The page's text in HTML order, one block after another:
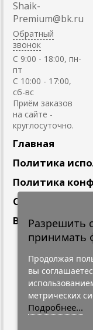
Shaik-
Premium@bk.ru
Обратный
звонок
C 9:00 - 18:00, пн-
пт
С 10:00 - 17:00,
сб-вс
Приём заказов
на сайте -
круглосуточно.
Главная
Политика
Политика
Вакансии
Подпишитесь
Нажимая
персональных
Разрешить
принимать
Продолжая
вы
метрических
Подробнее...